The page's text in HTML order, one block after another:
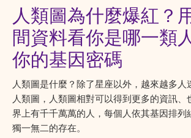
人類圖為什麼爆紅？
間資料看你是哪一類
你的基因密碼
人類圖是什麼？除了星座以外，越來越多人
人類圖，人類圖相對可以得到更多的資訊
界上有千千萬萬的人，每個人依其基因排列
獨一無二的存在。